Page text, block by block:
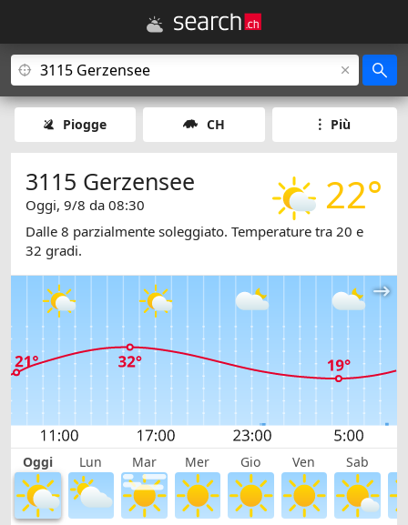
Piogge CH Più
22°
3115 Gerzensee
Oggi, 9/8 da 08:30
Dalle 8 parzialmente soleggiato. Temperature tra 20 e
32 gradi.
Oggi Lun Mar Mer Gio Ven Sab